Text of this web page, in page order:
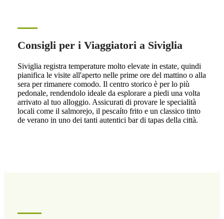
Consigli per i Viaggiatori a Siviglia
Siviglia registra temperature molto elevate in estate, quindi
pianifica le visite all'aperto nelle prime ore del mattino o alla
sera per rimanere comodo. Il centro storico è per lo più
pedonale, rendendolo ideale da esplorare a piedi una volta
arrivato al tuo alloggio. Assicurati di provare le specialità
locali come il salmorejo, il pescaíto frito e un classico tinto
de verano in uno dei tanti autentici bar di tapas della città.